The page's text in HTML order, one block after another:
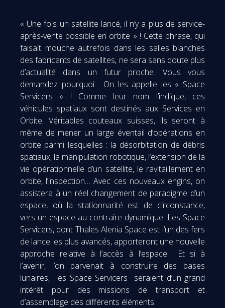
« Une fois un satellite lancé, il n’y a plus de service-
après-vente possible en orbite » ! Cette phrase, qui
faisait mouche autrefois dans les salles blanches
des fabricants de satellites, ne sera sans doute plus
d’actualité dans un futur proche. Vous vous
demandez pourquoi… On les appelle les « Space
Servicers » ! Comme leur nom l’indique, ces
véhicules spatiaux sont destinés aux Services en
Orbite. Véritables couteaux suisses, ils seront à
même de mener un large éventail d’opérations en
orbite parmi lesquelles : la désorbitation de débris
spatiaux, la manipulation robotique, l’extension de la
vie opérationnelle d’un satellite, le ravitaillement en
orbite, l’inspection… Avec ces nouveaux engins, on
assistera à un réel changement de paradigme d’un
espace, où la stationnarité est de circonstance,
vers un espace au contraire dynamique. Les Space
Servicers, dont Thales Alenia Space est l’un des fers
de lance les plus avancés, apporteront une nouvelle
approche relative à l’accès à l’espace… Et si à
l’avenir, l’on parvenait à construire des bases
lunaires, les Space Servicers seraient d’un grand
intérêt pour des missions de transport et
d’assemblage des différents éléments.